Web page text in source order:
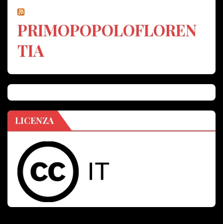
PRIMOPOPOLOFLOREN
TIA
LICENZA